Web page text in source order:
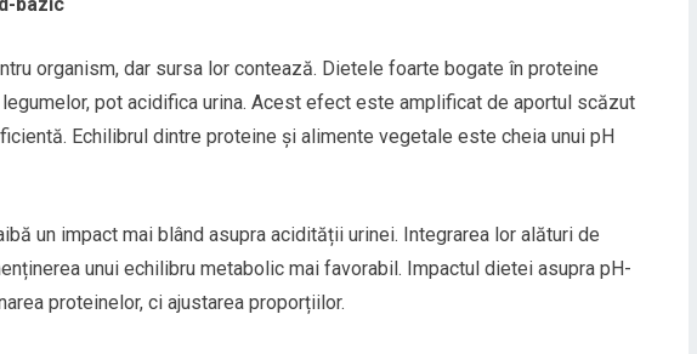
organism, dar sursa lor contează. Dietele foarte bogate în proteine
pot acidifica urina. Acest efect este amplificat de aportul scăzut
Echilibrul dintre proteine și alimente vegetale este cheia unui pH
un impact mai blând asupra acidității urinei. Integrarea lor alături de
unui echilibru metabolic mai favorabil. Impactul dietei asupra pH-
proteinelor, ci ajustarea proporțiilor.